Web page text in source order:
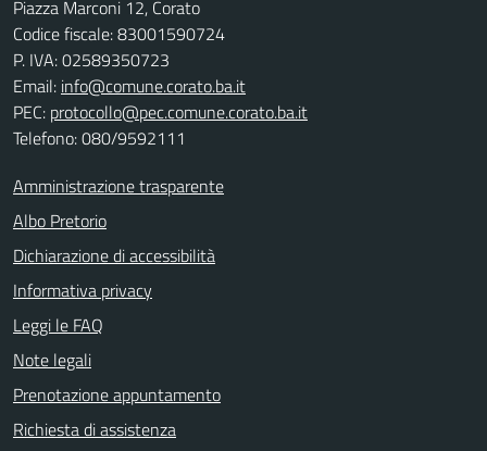
Piazza Marconi 12, Corato
Codice fiscale: 83001590724
P. IVA: 02589350723
Email: info@comune.corato.ba.it
PEC: protocollo@pec.comune.corato.ba.it
Telefono: 080/9592111
Amministrazione trasparente
Albo Pretorio
Dichiarazione di accessibilità
Informativa privacy
Leggi le FAQ
Note legali
Prenotazione appuntamento
Richiesta di assistenza